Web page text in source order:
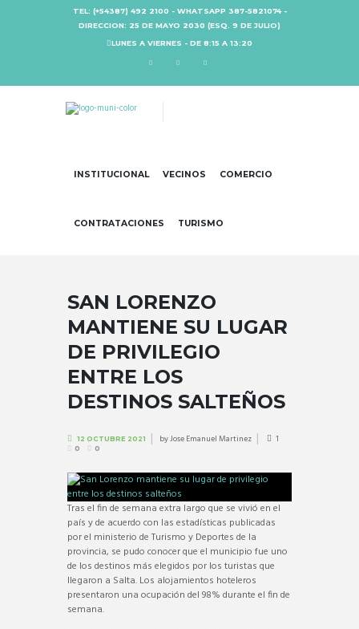
TEL: (+54387) 492 2100 - WHATSAPP 387-5821074 -
DIRECCION: 25 DE MAYO 2030 (ESQ. 9 DE JULIO)
LUNES A VIERNES - DE 8:15 A 13:20
INSTITUCIONAL VECINOS COMERCIO
CONTRATACIONES TURISMO
SAN LORENZO
MANTIENE SU LUGAR
DE PRIVILEGIO
ENTRE LOS
DESTINOS SALTEÑOS
12 OCTUBRE 2021 byJose Emanuel Martinez 1
0 0
Tras el fin de semana extra largo que se vivió en el
país y de acuerdo con las estadísticas publicadas
por el ministerio de Turismo y Deportes de la
provincia, se pudo conocer que el municipio fue uno
de los destinos más elegidos por los turistas que
llegaron a Salta. Los alojamientos hoteleros
presentaron una ocupación del 98% durante el fin de
semana.